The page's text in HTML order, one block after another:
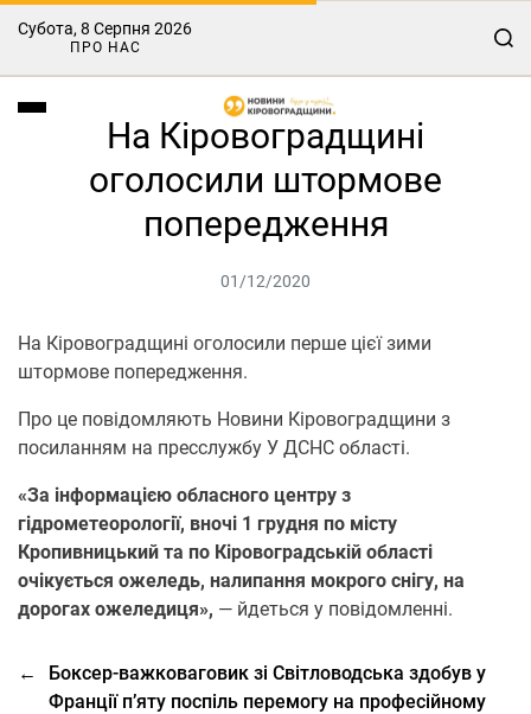
Субота, 8 Серпня 2026
ПРО НАС
На Кіровоградщині
оголосили штормове
попередження
01/12/2020
На Кіровоградщині оголосили перше цієї зими
штормове попередження.
Про це повідомляють Новини Кіровоградщини з
посиланням на пресслужбу У ДСНС області.
«За інформацією обласного центру з
гідрометеорології, вночі 1 грудня по місту
Кропивницький та по Кіровоградській області
очікується ожеледь, налипання мокрого снігу, на
дорогах ожеледиця», — йдеться у повідомленні.
←
Боксер-важковаговик зі Світловодська здобув у
Франції п’яту поспіль перемогу на професійному